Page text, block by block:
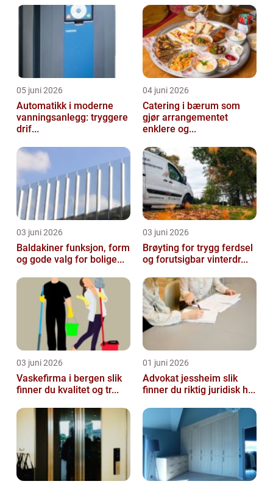
05 juni 2026
Automatikk i moderne
vanningsanlegg: tryggere
drif...
04 juni 2026
Catering i bærum som
gjør arrangementet
enklere og...
03 juni 2026
Baldakiner funksjon, form
og gode valg for bolige...
03 juni 2026
Brøyting for trygg ferdsel
og forutsigbar vinterdr...
03 juni 2026
Vaskefirma i bergen slik
finner du kvalitet og tr...
01 juni 2026
Advokat jessheim slik
finner du riktig juridisk h...